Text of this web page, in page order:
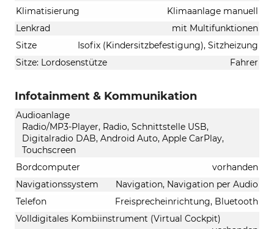
Klimatisierung
Klimaanlage manuell
Lenkrad
mit Multifunktionen
Sitze
Isofix (Kindersitzbefestigung), Sitzheizung
Sitze: Lordosenstütze
Fahrer
Infotainment & Kommunikation
Audioanlage
Radio/MP3-Player, Radio, Schnittstelle USB,
Digitalradio DAB, Android Auto, Apple CarPlay,
Touchscreen
Bordcomputer
vorhanden
Navigationssystem
Navigation, Navigation per Audio
Telefon
Freisprecheinrichtung, Bluetooth
Volldigitales Kombiinstrument (Virtual Cockpit)